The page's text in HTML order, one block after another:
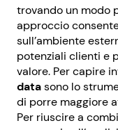
trovando un modo
approccio
sull’ambiente
potenziali clienti e
valore. Per capire
datasono lo
di porre maggiore
Per riuscire a